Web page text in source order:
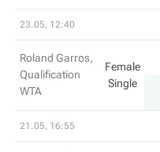
23.05, 12:40
Roland Garros,
Qualification
WTA
Female
Single
21.05, 16:55